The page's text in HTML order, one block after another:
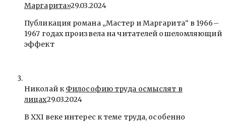
Маргарита»29.03.2024
Публикация романа „Мастер и Маргарита“ в 1966–
1967 годах произвела на читателей ошеломляющий
эффект
Николай к Философию труда осмыслят в
лицах29.03.2024
В ХХI веке интерес к теме труда, особенно